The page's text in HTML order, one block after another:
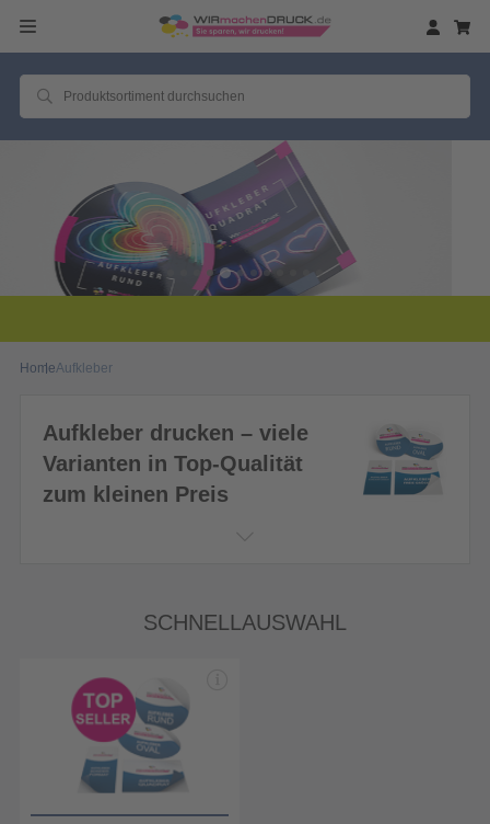
HomeAufkleber
Aufkleber drucken – viele
Varianten in Top-Qualität
zum kleinen Preis
SCHNELLAUSWAHL